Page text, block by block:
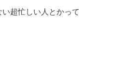
超忙しい人とかって